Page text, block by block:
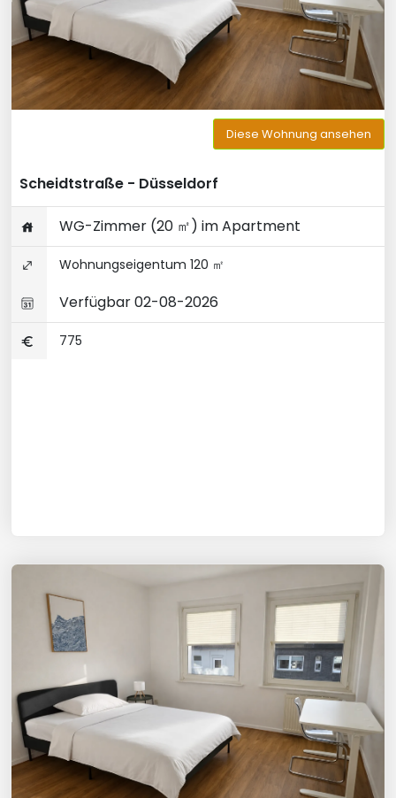
Diese Wohnung ansehen
Scheidtstraße - Düsseldorf
WG-Zimmer (20 ㎡) im Apartment
Wohnungseigentum 120 ㎡
Verfügbar 02-08-2026
775